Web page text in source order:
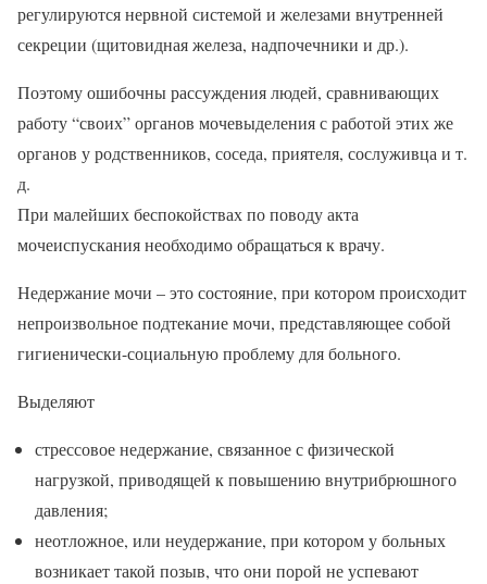
регулируются нервной системой и железами внутренней
секреции (щитовидная железа, надпочечники и др.).
Поэтому ошибочны рассуждения людей, сравнивающих
работу “своих” органов мочевыделения с работой этих же
органов у родственников, соседа, приятеля, сослуживца и т.
д.
При малейших беспокойствах по поводу акта
мочеиспускания необходимо обращаться к врачу.
Недержание мочи – это состояние, при котором происходит
непроизвольное подтекание мочи, представляющее собой
гигиенически-социальную проблему для больного.
Выделяют
стрессовое недержание, связанное с физической
нагрузкой, приводящей к повышению внутрибрюшного
давления;
неотложное, или неудержание, при котором у больных
возникает такой позыв, что они порой не успевают